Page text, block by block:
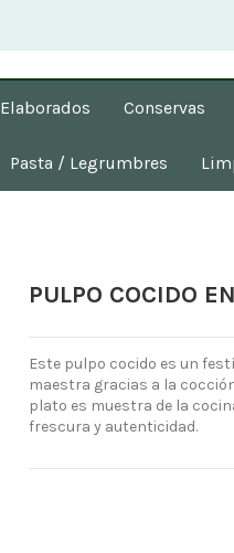
Elaborados Conservas
Pasta / Legrumbres
PULPO COCIDO
Este pulpo cocido es un
maestra gracias a la
plato es muestra de la
frescura y autenticidad.